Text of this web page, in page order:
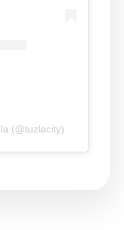
(@tuzlacity)